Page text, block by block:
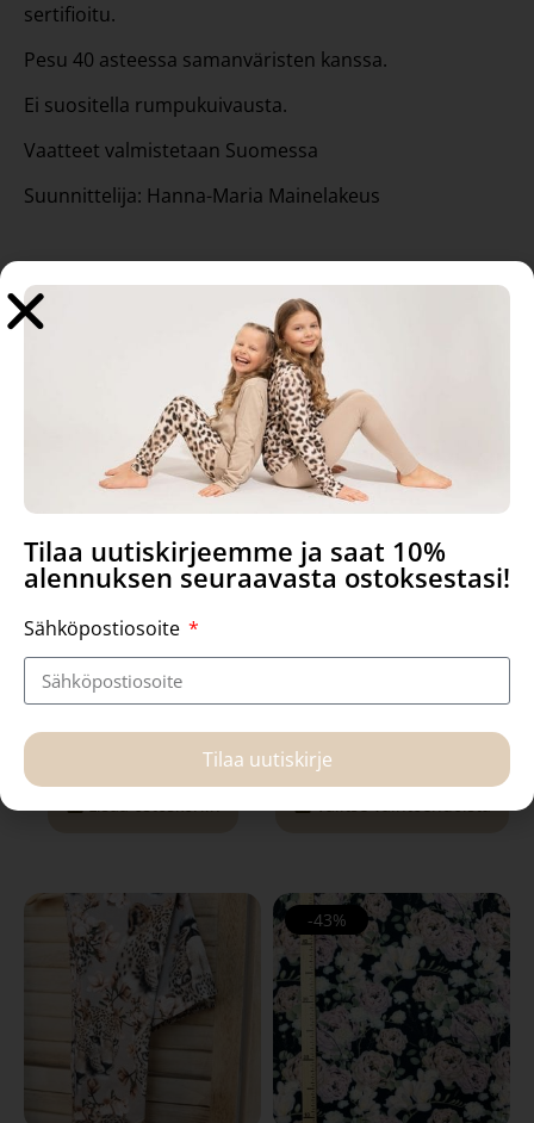
sertifioitu.
Pesu 40 asteessa samanväristen kanssa.
Ei suositella rumpukuivausta.
Vaatteet valmistetaan Suomessa
Suunnittelija: Hanna-Maria Mainelakeus
Tutustu myös
Bloom liila, puuvilla
Lisää ostoskoriin
Sale!
Valitse vaihtoehdoista
-43%
Tilaa uutiskirjeemme ja saat 10%
alennuksen seuraavasta ostoksestasi!
Sähköpostiosoite
Tilaa uutiskirje